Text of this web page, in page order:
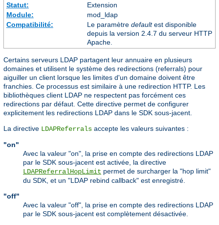
Statut:
Extension
Module:
mod_ldap
Compatibilité:
Le paramètre defaultest disponible
depuis la version 2.4.7 du serveur HTTP
Apache.
Certains serveurs LDAP partagent leur annuaire en plusieurs
domaines et utilisent le système des redirections (referrals) pour
aiguiller un client lorsque les limites d'un domaine doivent être
franchies. Ce processus est similaire à une redirection HTTP. Les
bibliothèques client LDAP ne respectent pas forcément ces
redirections par défaut. Cette directive permet de configurer
explicitement les redirections LDAP dans le SDK sous-jacent.
La directive LDAPReferrals accepte les valeurs suivantes :
"on"
Avec la valeur "on", la prise en compte des redirections LDAP
par le SDK sous-jacent est activée, la directive
LDAPReferralHopLimit permet de surcharger la "hop limit"
du SDK, et un "LDAP rebind callback" est enregistré.
"off"
Avec la valeur "off", la prise en compte des redirections LDAP
par le SDK sous-jacent est complètement désactivée.